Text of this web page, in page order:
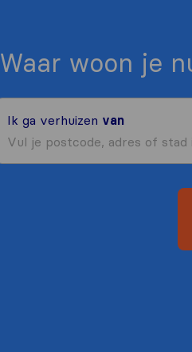
Waar woon je
Ik ga verhuizen van